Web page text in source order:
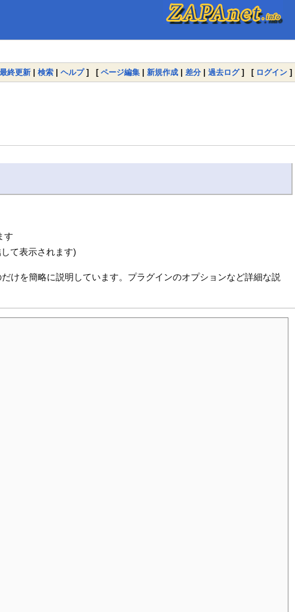
最終更新 | 検索 | ヘルプ] [ ページ編集 | 新規作成 | 差分 | 過去ログ] [ ログイン ]
す
て表示されます)
けを簡略に説明しています。プラグインのオプションなど詳細な説